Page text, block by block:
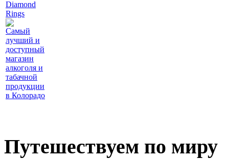
Diamond
Rings
Самый
лучший и
доступный
магазин
алкоголя и
табачной
продукции
в Колорадо
Путешествуем по миру